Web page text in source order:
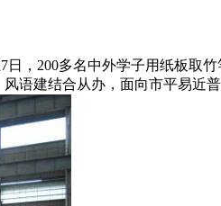
，200多名中外学子用纸板取竹
语建结合从办，面向市平易近